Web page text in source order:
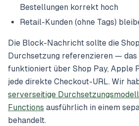
Bestellungen korrekt hoch
Retail-Kunden (ohne Tags)
Die Block-Nachricht sollte die
Durchsetzung referenzieren — das
funktioniert über Shop Pay, Apple
jede direkte Checkout-URL. Wir
serverseitige
Functions ausführlich in einem
behandelt.